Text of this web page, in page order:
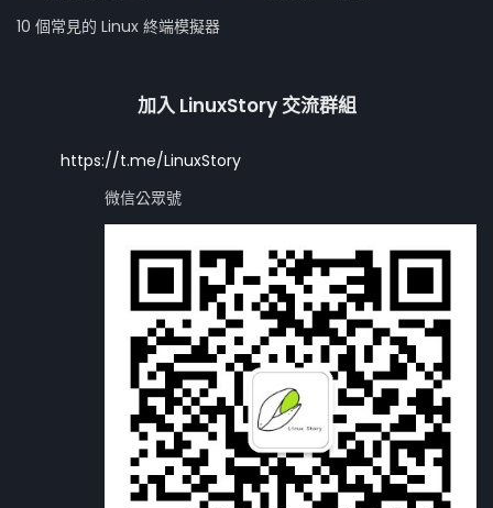
10 個常見的 Linux 終端模擬器
加入 LinuxStory 交流群組
https://t.me/LinuxStory
微信公眾號